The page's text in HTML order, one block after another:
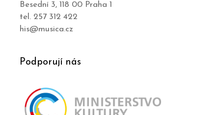
Besední 3, 118 00 Praha 1
tel. 257 312 422
his@musica.cz
Podporují nás